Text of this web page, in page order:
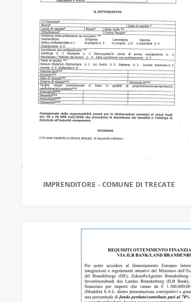
IMPRENDITORE - COMUNE DI TRECATE